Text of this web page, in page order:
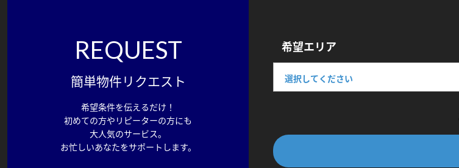
REQUEST
簡単物件リクエスト
希望条件を伝えるだけ！
初めての方やリピーターの方にも
大人気のサービス。
お忙しいあなたをサポートします。
希望エリア